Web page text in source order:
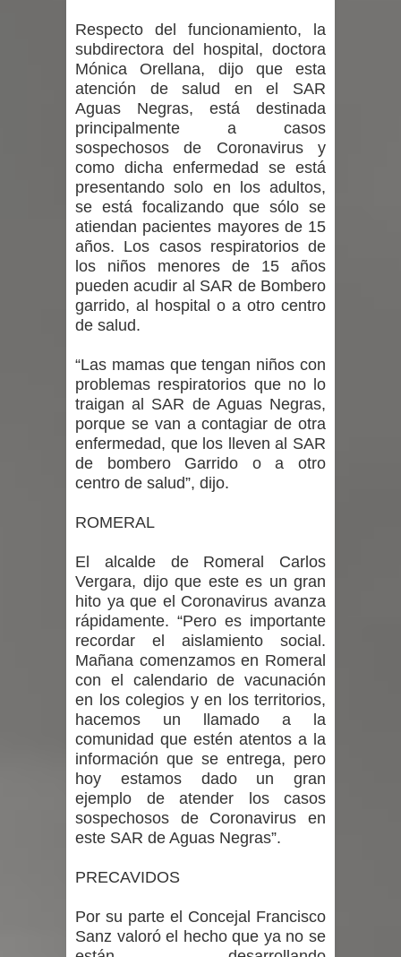
un forado desde la cárcel de Talca
Respecto del funcionamiento, la
subdirectora del hospital, doctora
Mónica Orellana, dijo que esta
atención de salud en el SAR
Aguas Negras, está destinada
principalmente a casos
sospechosos de Coronavirus y
como dicha enfermedad se está
presentando solo en los adultos,
se está focalizando que sólo se
atiendan pacientes mayores de 15
años. Los casos respiratorios de
los niños menores de 15 años
pueden acudir al SAR de Bombero
garrido, al hospital o a otro centro
de salud.
“Las mamas que tengan niños con
problemas respiratorios que no lo
traigan al SAR de Aguas Negras,
porque se van a contagiar de otra
enfermedad, que los lleven al SAR
de bombero Garrido o a otro
centro de salud”, dijo.
ROMERAL
El alcalde de Romeral Carlos
Vergara, dijo que este es un gran
hito ya que el Coronavirus avanza
rápidamente. “Pero es importante
recordar el aislamiento social.
Mañana comenzamos en Romeral
con el calendario de vacunación
en los colegios y en los territorios,
hacemos un llamado a la
comunidad que estén atentos a la
información que se entrega, pero
hoy estamos dado un gran
ejemplo de atender los casos
sospechosos de Coronavirus en
este SAR de Aguas Negras”.
PRECAVIDOS
Por su parte el Concejal Francisco
Sanz valoró el hecho que ya no se